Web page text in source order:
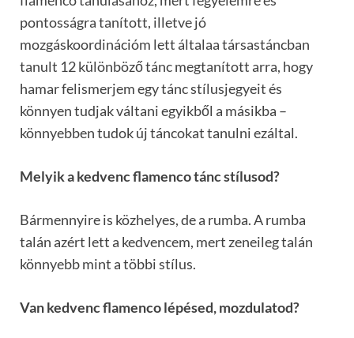
pontosságra tanított, illetve jó
mozgáskoordinációm lett általaa társastáncban
tanult 12 különböző tánc megtanított arra, hogy
hamar felismerjem egy tánc stílusjegyeit és
könnyen tudjak váltani egyikből a másikba –
könnyebben tudok új táncokat tanulni ezáltal.
Melyik a kedvenc flamenco tánc stílusod?
Bármennyire is közhelyes, de a rumba. A rumba
talán azért lett a kedvencem, mert zeneileg talán
könnyebb mint a többi stílus.
Van kedvenc flamenco lépésed, mozdulatod?